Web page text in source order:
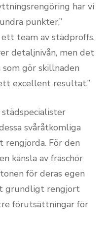
har vi
punkter,”
team av städproffs.
detaljnivån, men det
gör skillnaden
excellent resultat.”
svåråtkomliga
För den
känsla av fräschör
för deras egen
grundligt rengjort
förutsättningar för